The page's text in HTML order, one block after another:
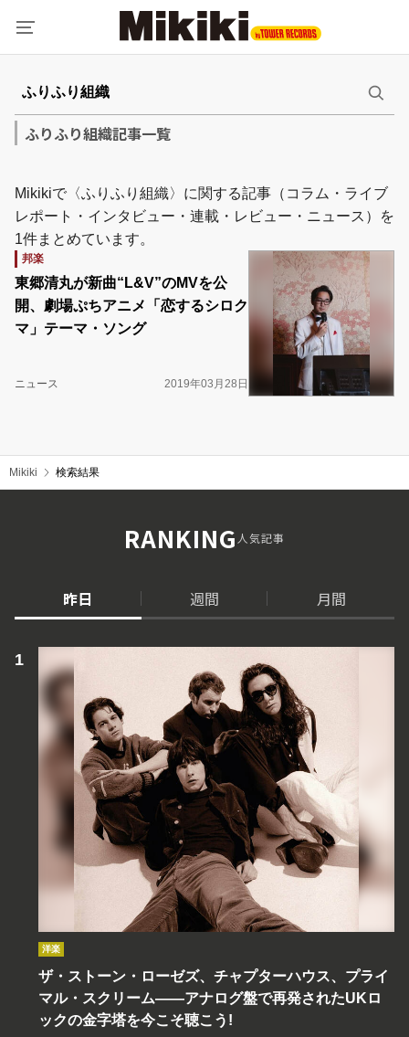
ふりふり組織記事一覧
Mikikiで〈ふりふり組織〉に関する記事（コラム・ライブ
レポート・インタビュー・連載・レビュー・ニュース）を
1件まとめています。
邦楽
東郷清丸が新曲“L&V”のMVを公
開、劇場ぷちアニメ「恋するシロク
マ」テーマ・ソング
ニュース 2019年03月28日
Mikiki 検索結果
RANKING人気記事
昨日 週間 月間
洋楽
ザ・ストーン・ローゼズ、チャプターハウス、プライ
マル・スクリーム――アナログ盤で再発されたUKロ
ックの金字塔を今こそ聴こう!